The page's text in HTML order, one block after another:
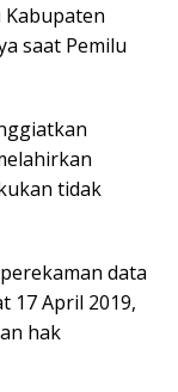
Kabupaten
saat Pemilu
tidak
data
17 April 2019,
hak